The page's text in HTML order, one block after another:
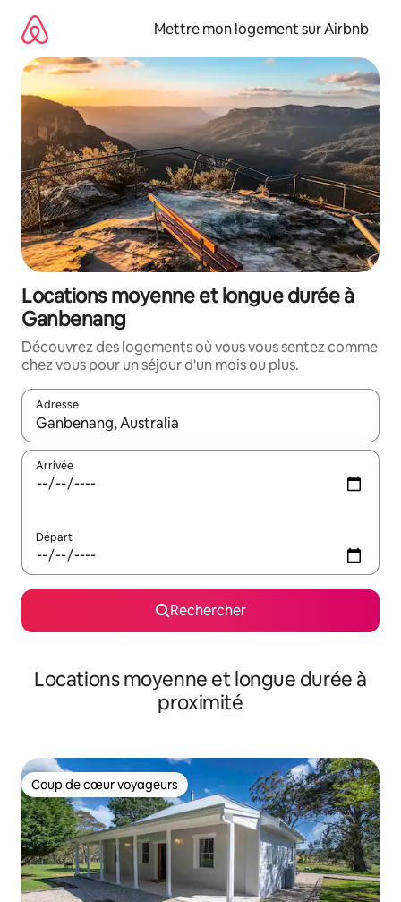
directement
contenu
Mettre mon logement sur Airbnb
Locations moyenne et longue durée à
Ganbenang
Découvrez des logements où vous vous sentez comme
chez vous pour un séjour d'un mois ou plus.
Adresse
Lorsque les résultats s'affichent, utilisez les flèches vers le
Arrivée
Départ
Rechercher
Locations moyenne et longue durée à
proximité
Coup de cœur voyageurs
Coup de cœur voyageurs